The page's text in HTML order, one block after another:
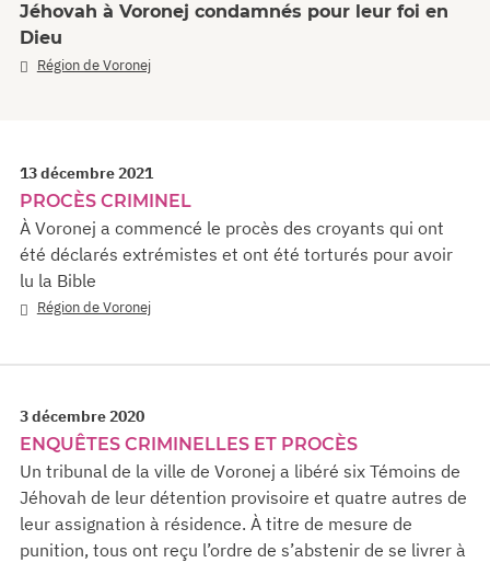
Jéhovah à Voronej condamnés pour leur foi en
Dieu
Région de Voronej
13 décembre 2021
PROCÈS CRIMINEL
À Voronej a commencé le procès des croyants qui ont
été déclarés extrémistes et ont été torturés pour avoir
lu la Bible
Région de Voronej
3 décembre 2020
ENQUÊTES CRIMINELLES ET PROCÈS
Un tribunal de la ville de Voronej a libéré six Témoins de
Jéhovah de leur détention provisoire et quatre autres de
leur assignation à résidence. À titre de mesure de
punition, tous ont reçu l’ordre de s’abstenir de se livrer à